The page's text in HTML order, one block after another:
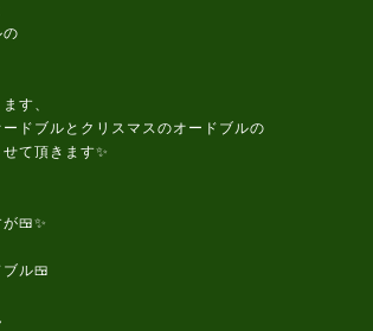
の
す、
ドブルとクリスマスのオードブルの
て頂きます✨
🍱✨
ル🍱